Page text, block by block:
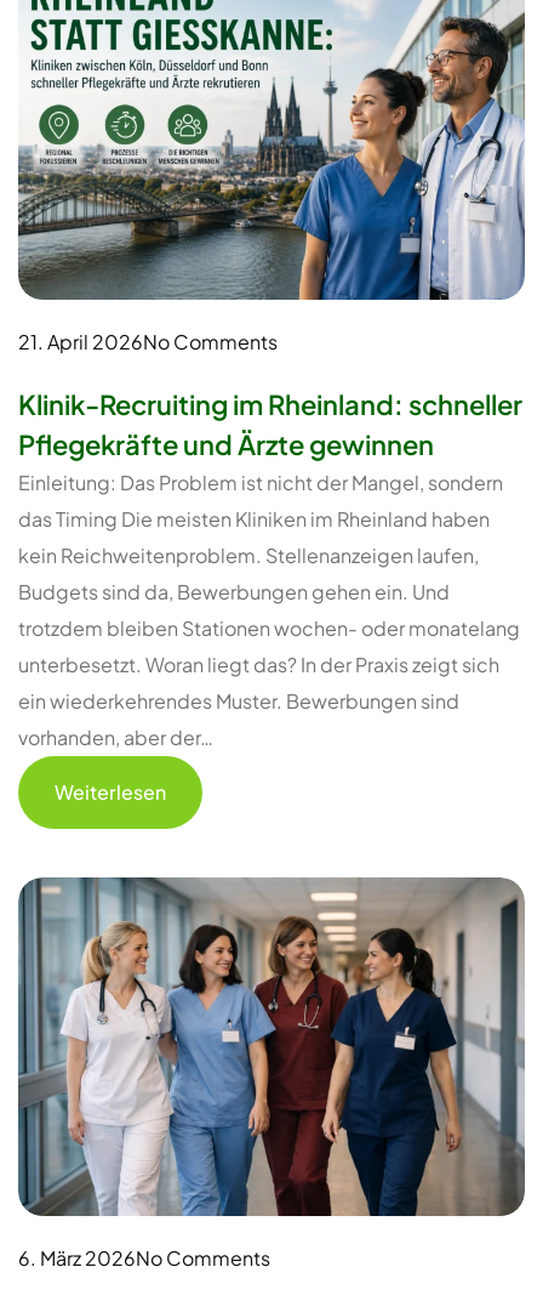
21. April 2026No Comments
Klinik-Recruiting im Rheinland: schneller
Pflegekräfte und Ärzte gewinnen
Einleitung: Das Problem ist nicht der Mangel, sondern
das Timing Die meisten Kliniken im Rheinland haben
kein Reichweitenproblem. Stellenanzeigen laufen,
Budgets sind da, Bewerbungen gehen ein. Und
trotzdem bleiben Stationen wochen- oder monatelang
unterbesetzt. Woran liegt das? In der Praxis zeigt sich
ein wiederkehrendes Muster. Bewerbungen sind
vorhanden, aber der…
Weiterlesen
6. März 2026No Comments